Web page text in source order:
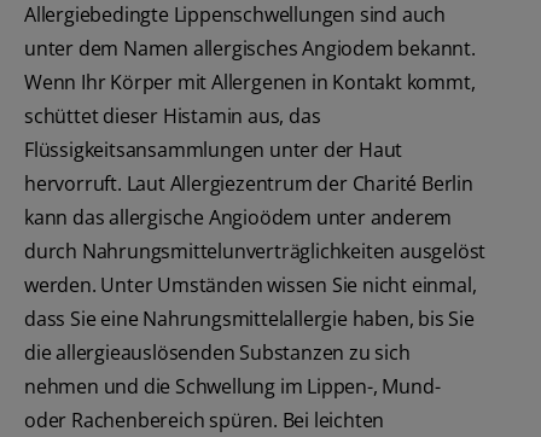
Allergiebedingte Lippenschwellungen sind auch
unter dem Namen allergisches Angiodem bekannt.
Wenn Ihr Körper mit Allergenen in Kontakt kommt,
schüttet dieser Histamin aus, das
Flüssigkeitsansammlungen unter der Haut
hervorruft. Laut Allergiezentrum der Charité Berlin
kann das allergische Angioödem unter anderem
durch Nahrungsmittelunverträglichkeiten ausgelöst
werden. Unter Umständen wissen Sie nicht einmal,
dass Sie eine Nahrungsmittelallergie haben, bis Sie
die allergieauslösenden Substanzen zu sich
nehmen und die Schwellung im Lippen-, Mund-
oder Rachenbereich spüren. Bei leichten